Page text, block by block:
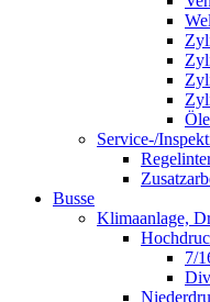
Service-/
Busse
Klimaanlage,
7/